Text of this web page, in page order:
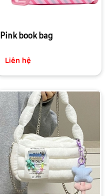
Pink book bag
Liên hệ